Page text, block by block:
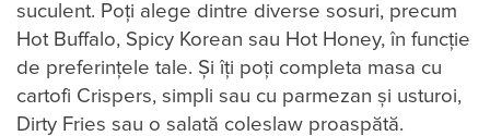
suculent. Poți alege dintre diverse sosuri, precum
Hot Buffalo, Spicy Korean sau Hot Honey, în funcție
de preferințele tale. Și îți poți completa masa cu
cartofi Crispers, simpli sau cu parmezan și usturoi,
Dirty Fries sau o salată coleslaw proaspătă.